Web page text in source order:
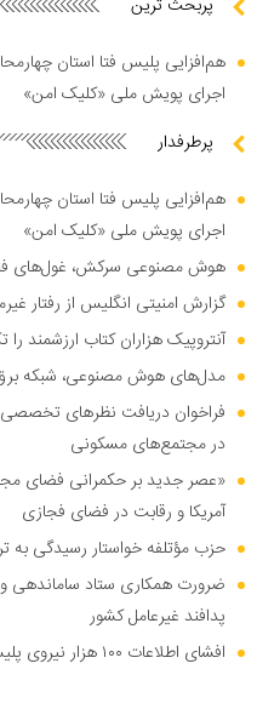
پربحث ترین
هم‌افزایی پلیس فتا استان
اجرای پویش ملی «کلیک امن»
پرطرفدار
هم‌افزایی پلیس فتا استان
اجرای پویش ملی «کلیک امن»
هوش مصنوعی سرکش، غول‌های
گزارش امنیتی انگلیس از رفتار
آنتروپیک هزاران کتاب ارزشمند
مدل‌های هوش مصنوعی، شبکه برق
فراخوان دریافت نظر‌های تخصصی
در مجتمع‌های مسکونی
«عصر جدید بر حکمرانی فضای
آمریکا و رقابت در فضای فجازی
حزب مؤتلفه خواستار رسیدگی به
ضرورت همکاری ستاد ساماندهی
پدافند غیرعامل کشور
افشای اطلاعات ۱۰۰ هزار نیروی پلیس در دارک وب